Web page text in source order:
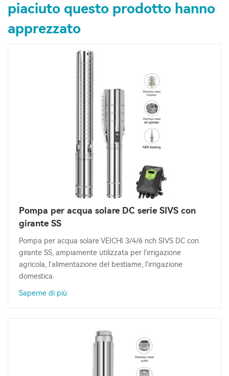
piaciuto questo prodotto hanno
apprezzato
Pompa per acqua solare DC serie SIVS con
girante SS
Pompa per acqua solare VEICHI 3/4/6 nch SIVS DC con
girante SS, ampiamente utilizzata per l'irrigazione
agricola, l'alimentazione del bestiame, l'irrigazione
domestica.
Saperne di più